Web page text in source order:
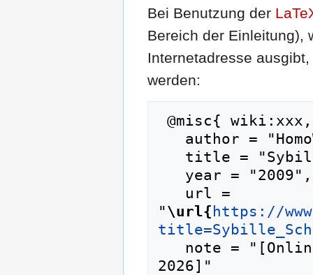
Bei Benutzung der
Bereich der Einleitung),
Internetadresse
werden:
"\url{ https://
2026]"